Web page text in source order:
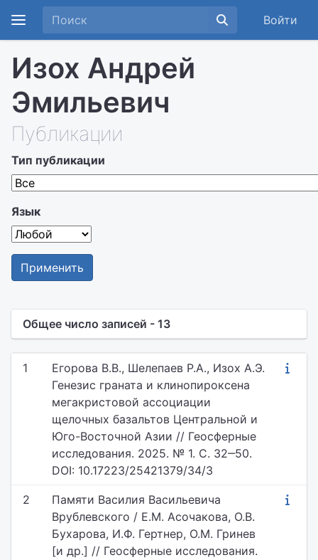
Войти
Изох Андрей
Эмильевич
Публикации
Тип публикации
Язык
Применить
Общее число записей - 13
1
Егорова В.В., Шелепаев Р.А., Изох А.Э.
Генезис граната и клинопироксена
мегакристовой ассоциации
щелочных базальтов Центральной и
Юго-Восточной Азии // Геосферные
исследования. 2025. № 1. С. 32‒50.
DOI: 10.17223/25421379/34/3
2
Памяти Василия Васильевича
Врублевского / Е.М. Асочакова, О.В.
Бухарова, И.Ф. Гертнер, О.М. Гринев
[и др.] // Геосферные исследования.